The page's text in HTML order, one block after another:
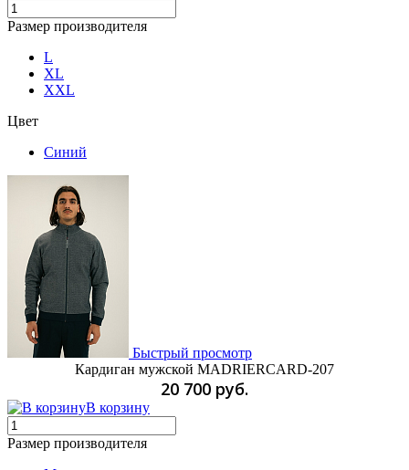
Размер производителя
L
XL
XXL
Цвет
Синий
Быстрый просмотр
Кардиган мужской MADRIERCARD-207
20 700 руб.
В корзину
Размер производителя